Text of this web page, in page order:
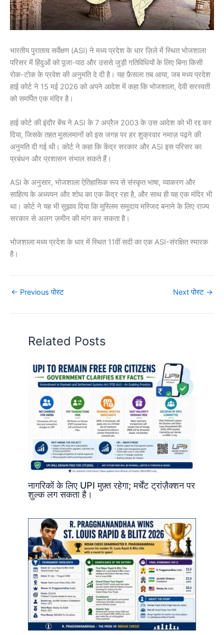
भारतीय पुरातत्व सर्वेक्षण (ASI) ने मध्य प्रदेश के धार ज़िले में स्थित भोजशाला
परिसर में हिंदुओं को पूजा-पाठ और उससे जुड़ी गतिविधियों के लिए बिना किसी
रोक-टोक के प्रवेश की अनुमति दे दी है। यह फ़ैसला तब आया, जब मध्य प्रदेश
हाई कोर्ट ने 15 मई 2026 को अपने आदेश में कहा कि भोजशाला, देवी सरस्वती
को समर्पित एक मंदिर है।
हाई कोर्ट की इंदौर बेंच ने ASI के 7 अप्रैल 2003 के उस आदेश को भी रद्द कर
दिया, जिसके तहत मुसलमानों को इस जगह पर हर शुक्रवार नमाज़ पढ़ने की
अनुमति दी गई थी। कोर्ट ने कहा कि केंद्र सरकार और ASI इस परिसर का
प्रबंधन और प्रशासन संभाल सकते हैं।
ASI के अनुसार, भोजशाला ऐतिहासिक रूप से संस्कृत भाषा, व्याकरण और
साहित्य के अध्ययन और शोध का एक केंद्र रहा है, और साथ ही यह एक मंदिर भी
था। कोर्ट ने यह भी सुझाव दिया कि मुस्लिम समुदाय मस्जिद बनाने के लिए राज्य
सरकार से अलग ज़मीन की मांग कर सकता है।
भोजशाला मध्य प्रदेश के धार में स्थित 11वीं सदी का एक ASI-संरक्षित स्मारक
है।
← Previous पोस्ट Next पोस्ट →
Related Posts
नागरिकों के लिए UPI मुफ़्त रहेगा; मर्चेंट ट्रांज़ैक्शन पर
शुल्क लग सकता है।